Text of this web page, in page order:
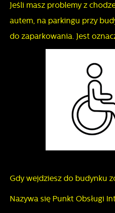
Jeśli masz problemy z
autem, na parkingu przy
do zaparkowania. Jest
Gdy wejdziesz do budynku
Nazywa się Punkt Obsługi